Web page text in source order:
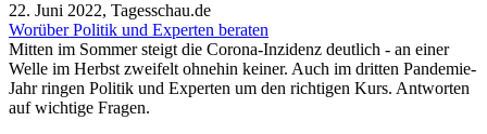
22. Juni 2022, Tagesschau.de
Worüber Politik und Experten beraten
Mitten im Sommer steigt die Corona-Inzidenz deutlich - an einer
Welle im Herbst zweifelt ohnehin keiner. Auch im dritten Pandemie-
Jahr ringen Politik und Experten um den richtigen Kurs. Antworten
auf wichtige Fragen.